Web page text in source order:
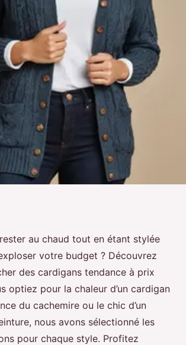
dénichez des
à prix réduit
2024• 3 min de lecture
au chaud tout en étant stylée
votre budget ? Découvrez
des cardigans tendance à prix
optiez pour la chaleur d’un cardigan
du cachemire ou le chic d’un
nous avons sélectionné les
pour chaque style. Profitez